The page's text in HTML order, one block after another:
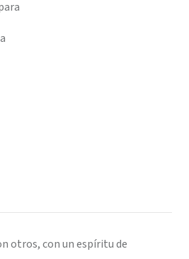
otros, con un espíritu de